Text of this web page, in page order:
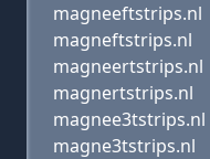
magneeftstrips.nl
magneftstrips.nl
magneertstrips.nl
magnertstrips.nl
magnee3tstrips.nl
magne3tstrips.nl